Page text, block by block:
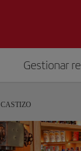
Gestionar
CASTIZO